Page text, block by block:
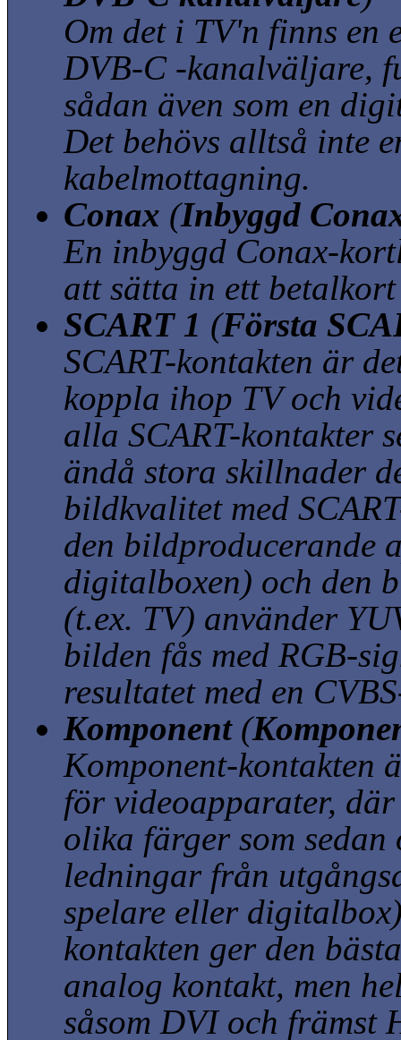
Om det i TV'n finns en
DVB-C -kanalväljare,
sådan även som en
Det behövs alltså inte
kabelmottagning.
Conax (Inbyggd
En inbyggd Conax-
att sätta in ett
SCART 1 (Första
SCART-kontakten är
koppla ihop TV och
alla SCART-kontakter
ändå stora skillnader
bildkvalitet med
den bildproducerande
digitalboxen) och den
(t.ex. TV) använder
bilden fås med RGB-
resultatet med en
Komponent (
Komponent-kontakten
för videoapparater,
olika färger som
ledningar från
spelare eller
kontakten ger den
analog kontakt, men
såsom DVI och